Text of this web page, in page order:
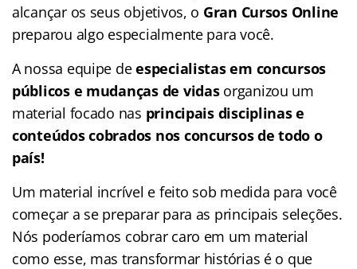
alcançar os seus objetivos, o Gran Cursos Online
preparou algo especialmente para você.
A nossa equipe deespecialistas em concursos
públicos e mudanças de vidasorganizou um
material focado nas principais disciplinas e
conteúdos cobrados nos concursos de todo o
país!
Um material incrível e feito sob medida para você
começar a se preparar para as principais seleções.
Nós poderíamos cobrar caro em um material
como esse, mas transformar histórias é o que